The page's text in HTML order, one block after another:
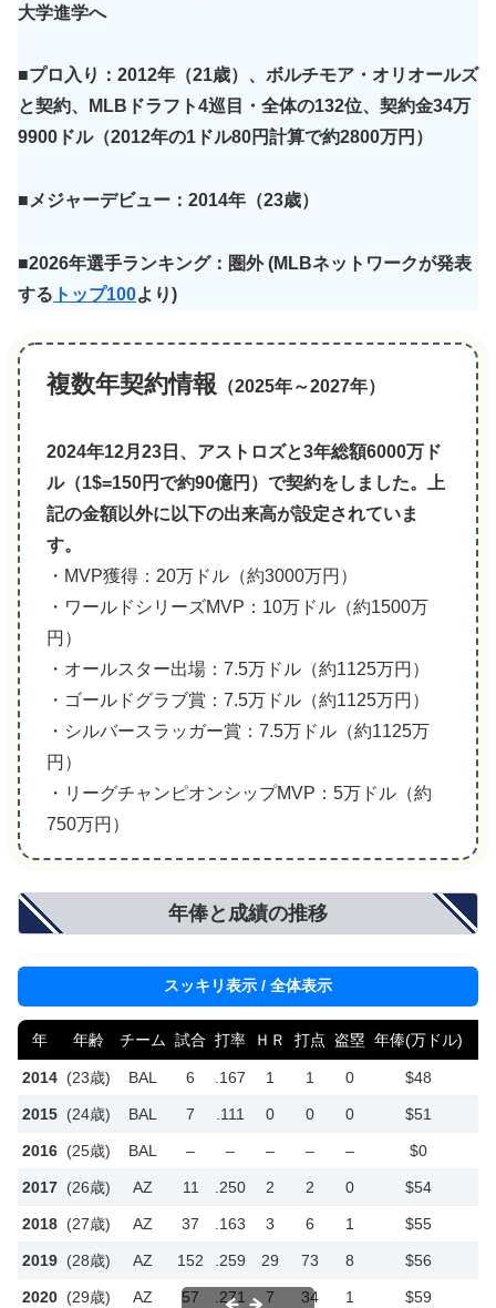
大学進学へ
■プロ入り：2012年（21歳）、ボルチモア・オリオールズ
と契約、MLBドラフト4巡目・全体の132位、契約金34万
9900ドル（2012年の1ドル80円計算で約2800万円）
■メジャーデビュー：2014年（23歳）
■2026年選手ランキング：圏外(MLBネットワークが発表
する トップ100より)
複数年契約情報 （2025年～2027年）
2024年12月23日、アストロズと3年総額6000万ド
ル（1$=150円で約90億円）で契約をしました。
上
記の金額以外に以下の出来高が設定されていま
す。
・MVP獲得：20万ドル（約3000万円）
・ワールドシリーズMVP：10万ドル（約1500万
円）
・オールスター出場：7.5万ドル（約1125万円）
・ゴールドグラブ賞：7.5万ドル（約1125万円）
・シルバースラッガー賞：7.5万ドル（約1125万
円）
・リーグチャンピオンシップMVP：5万ドル（約
750万円）
年俸と成績の推移
スッキリ表示 / 全体表示
年 年齢 チーム 試合 打率 ＨＲ 打点 盗塁 年俸(万ドル)
2014 (23歳) BAL 6 .167 1 1 0 $48
2015 (24歳) BAL 7 .111 0 0 0 $51
2016 (25歳) BAL – – – – – $0
2017 (26歳) AZ 11 .250 2 2 0 $54
2018 (27歳) AZ 37 .163 3 6 1 $55
2019 (28歳) AZ 152 .259 29 73 8 $56
2020 (29歳) AZ 57 .271 7 34 1 $59